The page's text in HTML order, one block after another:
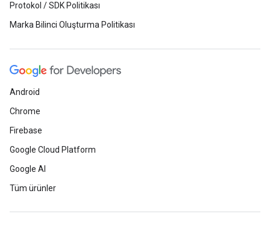
Protokol / SDK Politikası
Marka Bilinci Oluşturma Politikası
Android
Chrome
Firebase
Google Cloud Platform
Google AI
Tüm ürünler